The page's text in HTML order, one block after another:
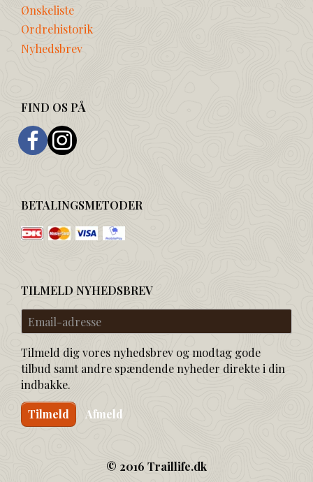
Ønskeliste
Ordrehistorik
Nyhedsbrev
FIND OS PÅ
BETALINGSMETODER
TILMELD NYHEDSBREV
Email-
adresse
Tilmeld dig vores nyhedsbrev og modtag gode
tilbud samt andre spændende nyheder direkte i din
indbakke.
Tilmeld Afmeld
© 2016 Traillife.dk